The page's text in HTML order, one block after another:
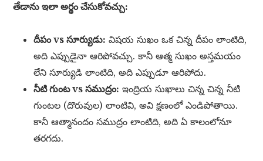
తేడాను ఇలా అర్థం చేసుకోవచ్చు:
దీపం vs సూర్యుడు: విషయ సుఖం ఒక చిన్న దీపం లాంటిది,
అది ఎప్పుడైనా ఆరిపోవచ్చు. కానీ ఆత్మ సుఖం అస్తమయం
లేని సూర్యుడి లాంటిది, అది ఎప్పుడూ ఆరిపోదు.
నీటి గుంట vs సముద్రం: ఇంద్రియ సుఖాలు చిన్న చిన్న నీటి
గుంటల (దొరువుల) లాంటివి, అవి క్షణంలో ఎండిపోతాయి.
కానీ ఆత్మానందం సముద్రం లాంటిది, అది ఏ కాలంలోనూ
తరగదు.